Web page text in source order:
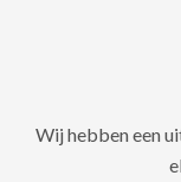
Wij hebben een